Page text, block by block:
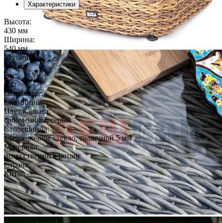
Характеристики
Высота:
430 мм
Ширина:
540 мм
Глубина:
540 мм
Вес:
7 кг
Основание:
алюминий
Цвет каркаса:
соломенный, серый
Столешница:
ударопрочное стекло, толщиной 5 мм
Материал:
искусственный ротанг
Страна:
Китай